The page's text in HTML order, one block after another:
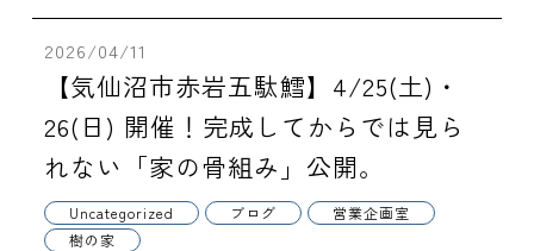
2026/04/11
【気仙沼市赤岩五駄鱈】4/25(土)・
26(日) 開催！完成してからでは見ら
れない「家の骨組み」公開。
Uncategorized ブログ
営業企画室
樹の家